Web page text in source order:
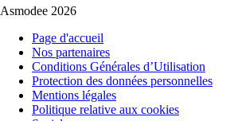
Asmodee 2026
Page d'accueil
Nos partenaires
Conditions Générales d’Utilisation
Protection des données personnelles
Mentions légales
Politique relative aux cookies